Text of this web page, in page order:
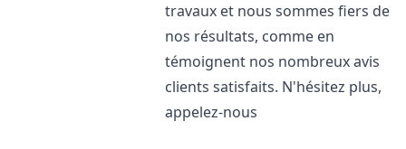
travaux et nous sommes fiers de
nos résultats, comme en
témoignent nos nombreux avis
clients satisfaits. N'hésitez plus,
appelez-nous